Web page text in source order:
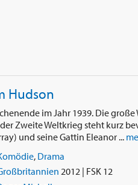
Hudson
im Jahr 1939. Die
Zweite Weltkrieg steht kurz
und seine Gattin Eleanor ...
, Drama
2012 | FSK 12